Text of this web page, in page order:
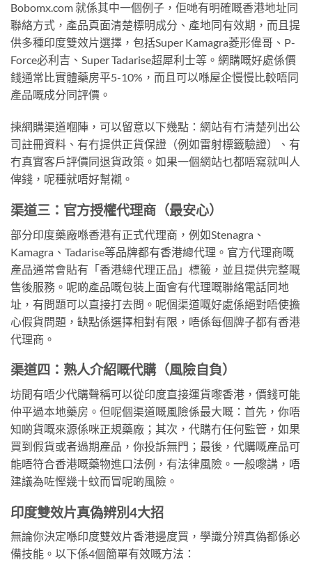
Bobomx.com 就係其中一個例子，佢哋有明確嘅香港地址同
聯絡方式，產品頁面清楚標明成分、產地同有效期，而且提
供多種印度雙效片選擇，包括Super Kamagra菱形偉哥、P-
Force必利吉、Super Tadarise超犀利士等。網購嘅好處係價
錢通常比實體藥房平5-10%，而且可以喺屋企慢慢比較唔同
產品嘅成分同評價。
揀網購渠道嗰陣，可以留意以下幾點：網站有冇清楚列出公
司註冊資料、有冇提供正貨保證（例如雷射標籤驗證）、有
冇真實客戶評價同退貨政策。如果一個網站乜都唔寫就叫人
俾錢，呢種就唔好幫襯。
渠道三：官方授權代理商（最安心）
部分印度藥廠喺香港有正式代理商，例如Stenagra、
Kamagra、Tadarise等品牌都有香港總代理。官方代理商嘅
產品通常會貼有「香港總代理正品」標籤，並且提供完整嘅
售後服務。呢啲產品嘅包裝上面會有代理嘅聯絡電話同地
址，有問題可以直接打去問。呢個渠道嘅好處係絕對唔使擔
心假貨問題，缺點係選擇相對有限，唔係每個牌子都有香港
代理商。
渠道四：熟人介紹嘅代購（風險自負）
坊間有唔少代購聲稱可以從印度直接運貨嚟香港，價錢可能
仲平過本地藥房。但呢個渠道嘅風險係最大嘅：首先，你唔
知啲貨嘅來源係咪正規藥廠；其次，代購冇任何監管，如果
買到假貨或者過期產品，你投訴無門；最後，代購嘅產品可
能唔符合香港嘅藥物進口法例，有法律風險。一般嚟講，唔
建議為咗慳幾十蚊而冒呢啲風險。
印度雙效片真偽辨別4大招
無論你決定喺印度雙效片香港邊度買，學識分辨真偽都係必
備技能。以下係4個簡單有效嘅方法：